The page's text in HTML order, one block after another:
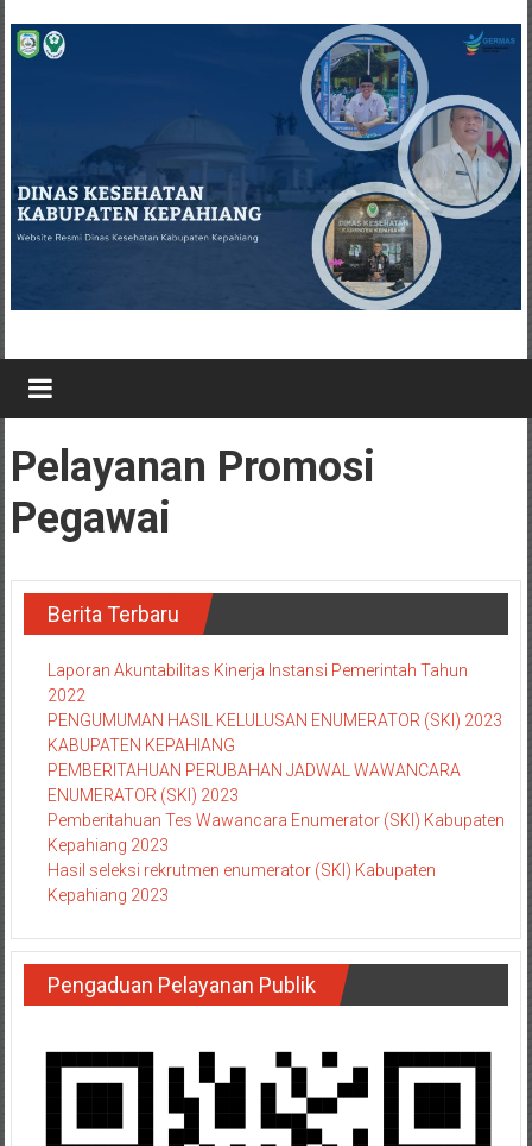
Pelayanan Promosi
Pegawai
Berita Terbaru
Laporan Akuntabilitas Kinerja Instansi Pemerintah Tahun
2022
PENGUMUMAN HASIL KELULUSAN ENUMERATOR (SKI) 2023
KABUPATEN KEPAHIANG
PEMBERITAHUAN PERUBAHAN JADWAL WAWANCARA
ENUMERATOR (SKI) 2023
Pemberitahuan Tes Wawancara Enumerator (SKI) Kabupaten
Kepahiang 2023
Hasil seleksi rekrutmen enumerator (SKI) Kabupaten
Kepahiang 2023
Pengaduan Pelayanan Publik